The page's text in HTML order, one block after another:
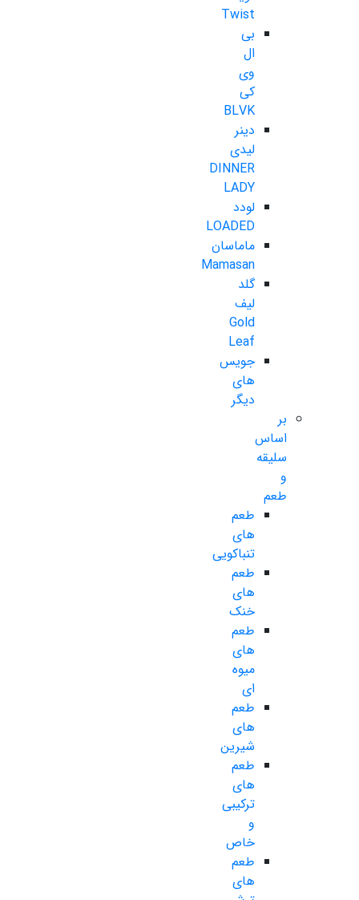
Twist
بی
ال
وی
کی
BLVK
دینر
لیدی
DINNER
LADY
لودد
LOADED
ماماسان
Mamasan
گلد
لیف
Gold
Leaf
جویس
های
دیگر
بر
اساس
سلیقه
و
طعم
طعم
های
تنباکویی
طعم
های
خنک
طعم
های
میوه
ای
طعم
های
شیرین
طعم
های
ترکیبی
و
خاص
طعم
های